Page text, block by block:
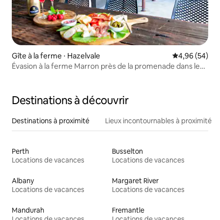
Gîte à la ferme ⋅ Hazelvale Évaluation
4,96 (54)
Évasion à la ferme Marron près de la promenade dans les
Destinations à découvrir
Destinations à proximité Lieux incontournables à proximité
Perth
Locations de vacances
Busselton
Locations de vacances
Albany
Locations de vacances
Margaret River
Locations de vacances
Mandurah
Fremantle